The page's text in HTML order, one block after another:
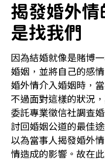
揭發婚外
是找我們
因為結婚就像是賭博
婚姻，並將自己的感
婚外情介入婚姻時，
不過面對這樣的狀況
委託專業徵信社調查
討回婚姻公道的最佳
以為當事人揭發婚外
情造成的影響。故在